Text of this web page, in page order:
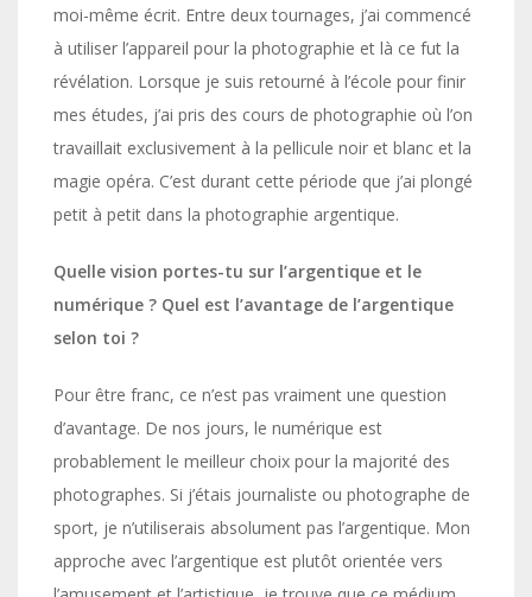
moi-même écrit. Entre deux tournages, j’ai commencé
à utiliser l’appareil pour la photographie et là ce fut la
révélation. Lorsque je suis retourné à l’école pour finir
mes études, j’ai pris des cours de photographie où l’on
travaillait exclusivement à la pellicule noir et blanc et la
magie opéra. C’est durant cette période que j’ai plongé
petit à petit dans la photographie argentique.
Quelle vision portes-tu sur l’argentique et le
numérique ? Quel est l’avantage de l’argentique
selon toi ?
Pour être franc, ce n’est pas vraiment une question
d’avantage. De nos jours, le numérique est
probablement le meilleur choix pour la majorité des
photographes. Si j’étais journaliste ou photographe de
sport, je n’utiliserais absolument pas l’argentique. Mon
approche avec l’argentique est plutôt orientée vers